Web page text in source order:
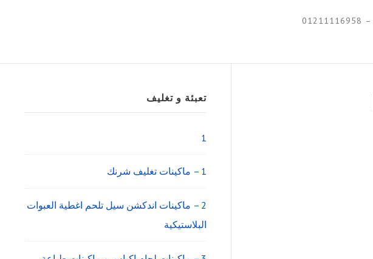
Sidebar
Widget
Area
تعبئة و تغليف
1
1 – ماكينات تغليف شرنك
2 – ماكينات اندكشن سيل تلحم اغطية العبوات
البلاستيكية